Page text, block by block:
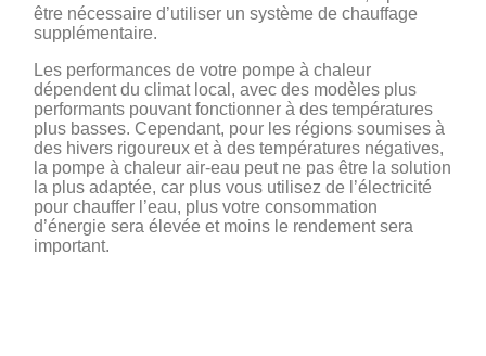
être nécessaire d’utiliser un système de chauffage
supplémentaire.
Les performances de votre pompe à chaleur
dépendent du climat local, avec des modèles plus
performants pouvant fonctionner à des températures
plus basses. Cependant, pour les régions soumises à
des hivers rigoureux et à des températures négatives,
la pompe à chaleur air-eau peut ne pas être la solution
la plus adaptée, car plus vous utilisez de l’électricité
pour chauffer l’eau, plus votre consommation
d’énergie sera élevée et moins le rendement sera
important.